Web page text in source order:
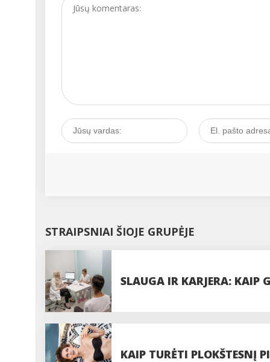
priemonė. 1937 m. buvo
kurios sėkmingai
arbatmedžio aliejumi....
STRAIPSNIAI ŠIOJE GRUPĖJE
SLAUGA IR KARJERA: KAIP
KAIP TURĖTI PLOKŠTESNĮ